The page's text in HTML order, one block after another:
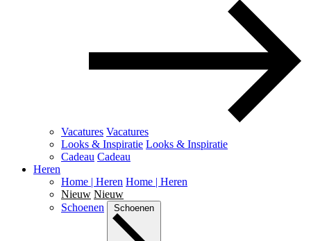
Vacatures Vacatures
Looks & Inspiratie Looks & Inspiratie
Cadeau Cadeau
Heren
Home | Heren Home | Heren
Nieuw Nieuw
Schoenen
Schoenen